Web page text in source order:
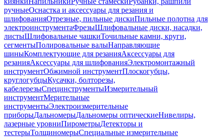
ручныеОснастка и аксессуары для резания и
шлифованияОтрезные, пильные дискиПильные полотна для
электроинструментаФрезыШлифовальные диски, насадки,
листыШлифовальные чашкиТочильные камни, круги,
сегментыПолировальные валыНаправляющие
шиныКомплектующие для резанияАксессуары для
резанияАксессуары для шлифованияЭлектромонтажный
инструментОбжимной инструментПлоскогубцы,
круглогубцыКусачки, болторезы,
кабелерезыСпецинструментыИзмерительный
инструментМерительные
инструментыЭлектроизмерительные
приборыДальномерыДальномеры оптическиеНивелиры,
лазерные уровниПирометрыДетекторы и
тестерыТолщиномерыСпециальные измерительные